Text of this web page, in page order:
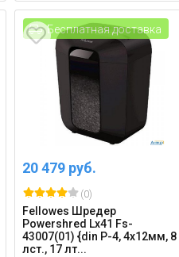
Бесплатная доставка
20 479 руб.
(0)
Fellowes Шредер
Powershred Lx41 Fs-
43007(01) {din P-4, 4х12мм, 8
лст., 17 лт...